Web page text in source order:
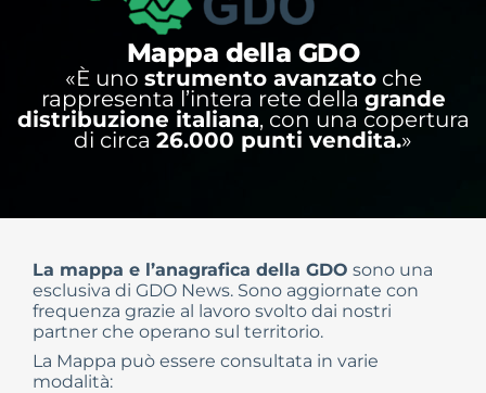
Mappa della GDO
«È uno strumento avanzatoche
rappresenta l’intera rete della grande
distribuzione italiana, con una copertura
di circa 26.000 punti vendita.»
La mappa e l’anagrafica della GDO sono una
esclusiva di GDO News. Sono aggiornate con
frequenza grazie al lavoro svolto dai nostri
partner che operano sul territorio.
La Mappa può essere consultata in varie
modalità: